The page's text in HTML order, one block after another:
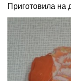
Приготовила на